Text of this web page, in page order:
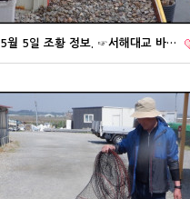
5월 5일 조황 정보. ☞서해대교 바…